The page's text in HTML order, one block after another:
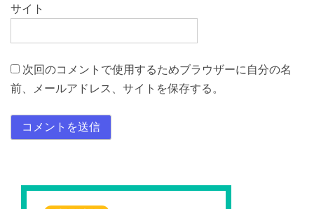
サイト
次回のコメントで使用するためブラウザーに自分の名
前、メールアドレス、サイトを保存する。